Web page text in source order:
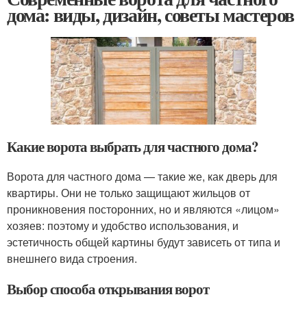
дома: виды, дизайн, советы мастеров
Какие ворота выбрать для частного дома?
Ворота для частного дома — такие же, как дверь для
квартиры. Они не только защищают жильцов от
проникновения посторонних, но и являются «лицом»
хозяев: поэтому и удобство использования, и
эстетичность общей картины будут зависеть от типа и
внешнего вида строения.
Выбор способа открывания ворот